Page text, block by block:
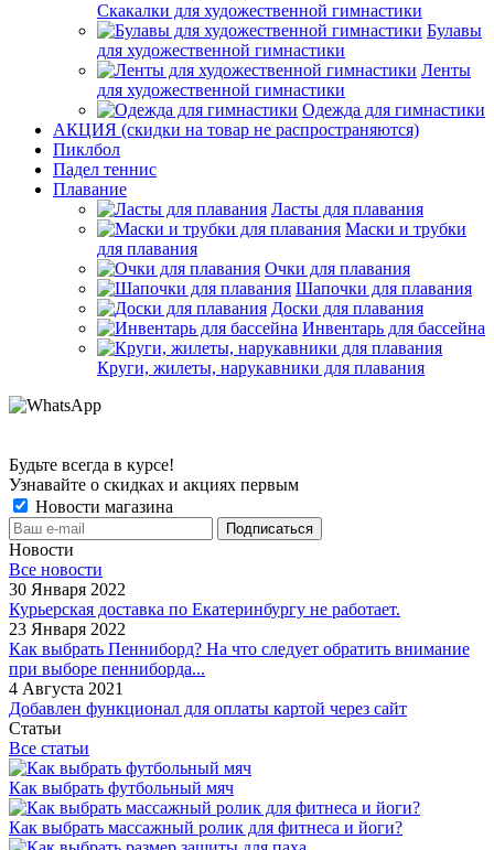
Скакалки для художественной гимнастики
Булавы
для художественной гимнастики
Ленты
для художественной гимнастики
Одежда для гимнастики
АКЦИЯ (скидки на товар не распространяются)
Пиклбол
Падел теннис
Плавание
Ласты для плавания
Маски и трубки
для плавания
Очки для плавания
Шапочки для плавания
Доски для плавания
Инвентарь для бассейна
Круги, жилеты, нарукавники для плавания
Будьте всегда в курсе!
Узнавайте о скидках и акциях первым
Новости магазина
Новости
Все новости
30 Января 2022
Курьерская доставка по Екатеринбургу не работает.
23 Января 2022
Как выбрать Пенниборд? На что следует обратить внимание
при выборе пенниборда...
4 Августа 2021
Добавлен функционал для оплаты картой через сайт
Статьи
Все статьи
Как выбрать футбольный мяч
Как выбрать массажный ролик для фитнеса и йоги?